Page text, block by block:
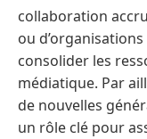
collaboration
ou
consolider les
médiatique. Par
de nouvelles
un rôle clé pour